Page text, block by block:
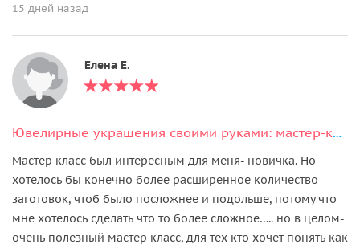
15 дней назад
Елена Е.
Ювелирные украшения своими руками: мастер-класс по минанкари
Мастер класс был интересным для меня- новичка. Но
хотелось бы конечно более расширенное количество
заготовок, чтоб было посложнее и подольше, потому что
мне хотелось сделать что то более сложное….. но в целом-
очень полезный мастер класс, для тех кто хочет понять как